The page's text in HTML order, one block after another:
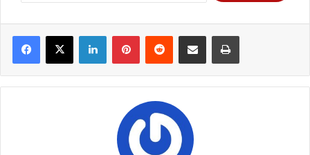
Facebook
X LinkedInPinterestReddit Share via Email Print